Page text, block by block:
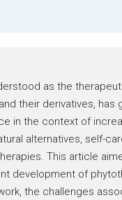
as the
their derivatives, has
in the context of
alternatives, self-
This article
development of
the challenges